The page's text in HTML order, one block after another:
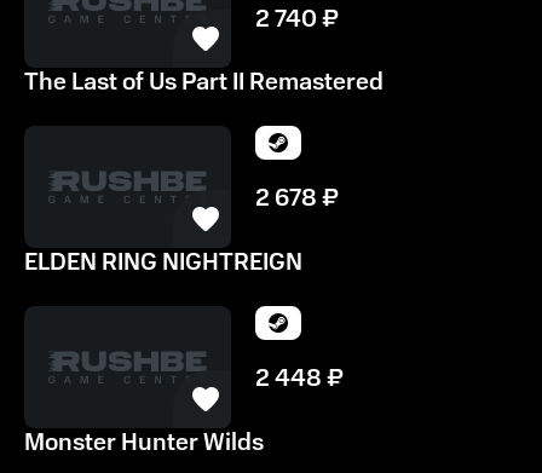
2 740₽
The Last of Us Part II Remastered
2 678₽
ELDEN RING NIGHTREIGN
2 448₽
Monster Hunter Wilds